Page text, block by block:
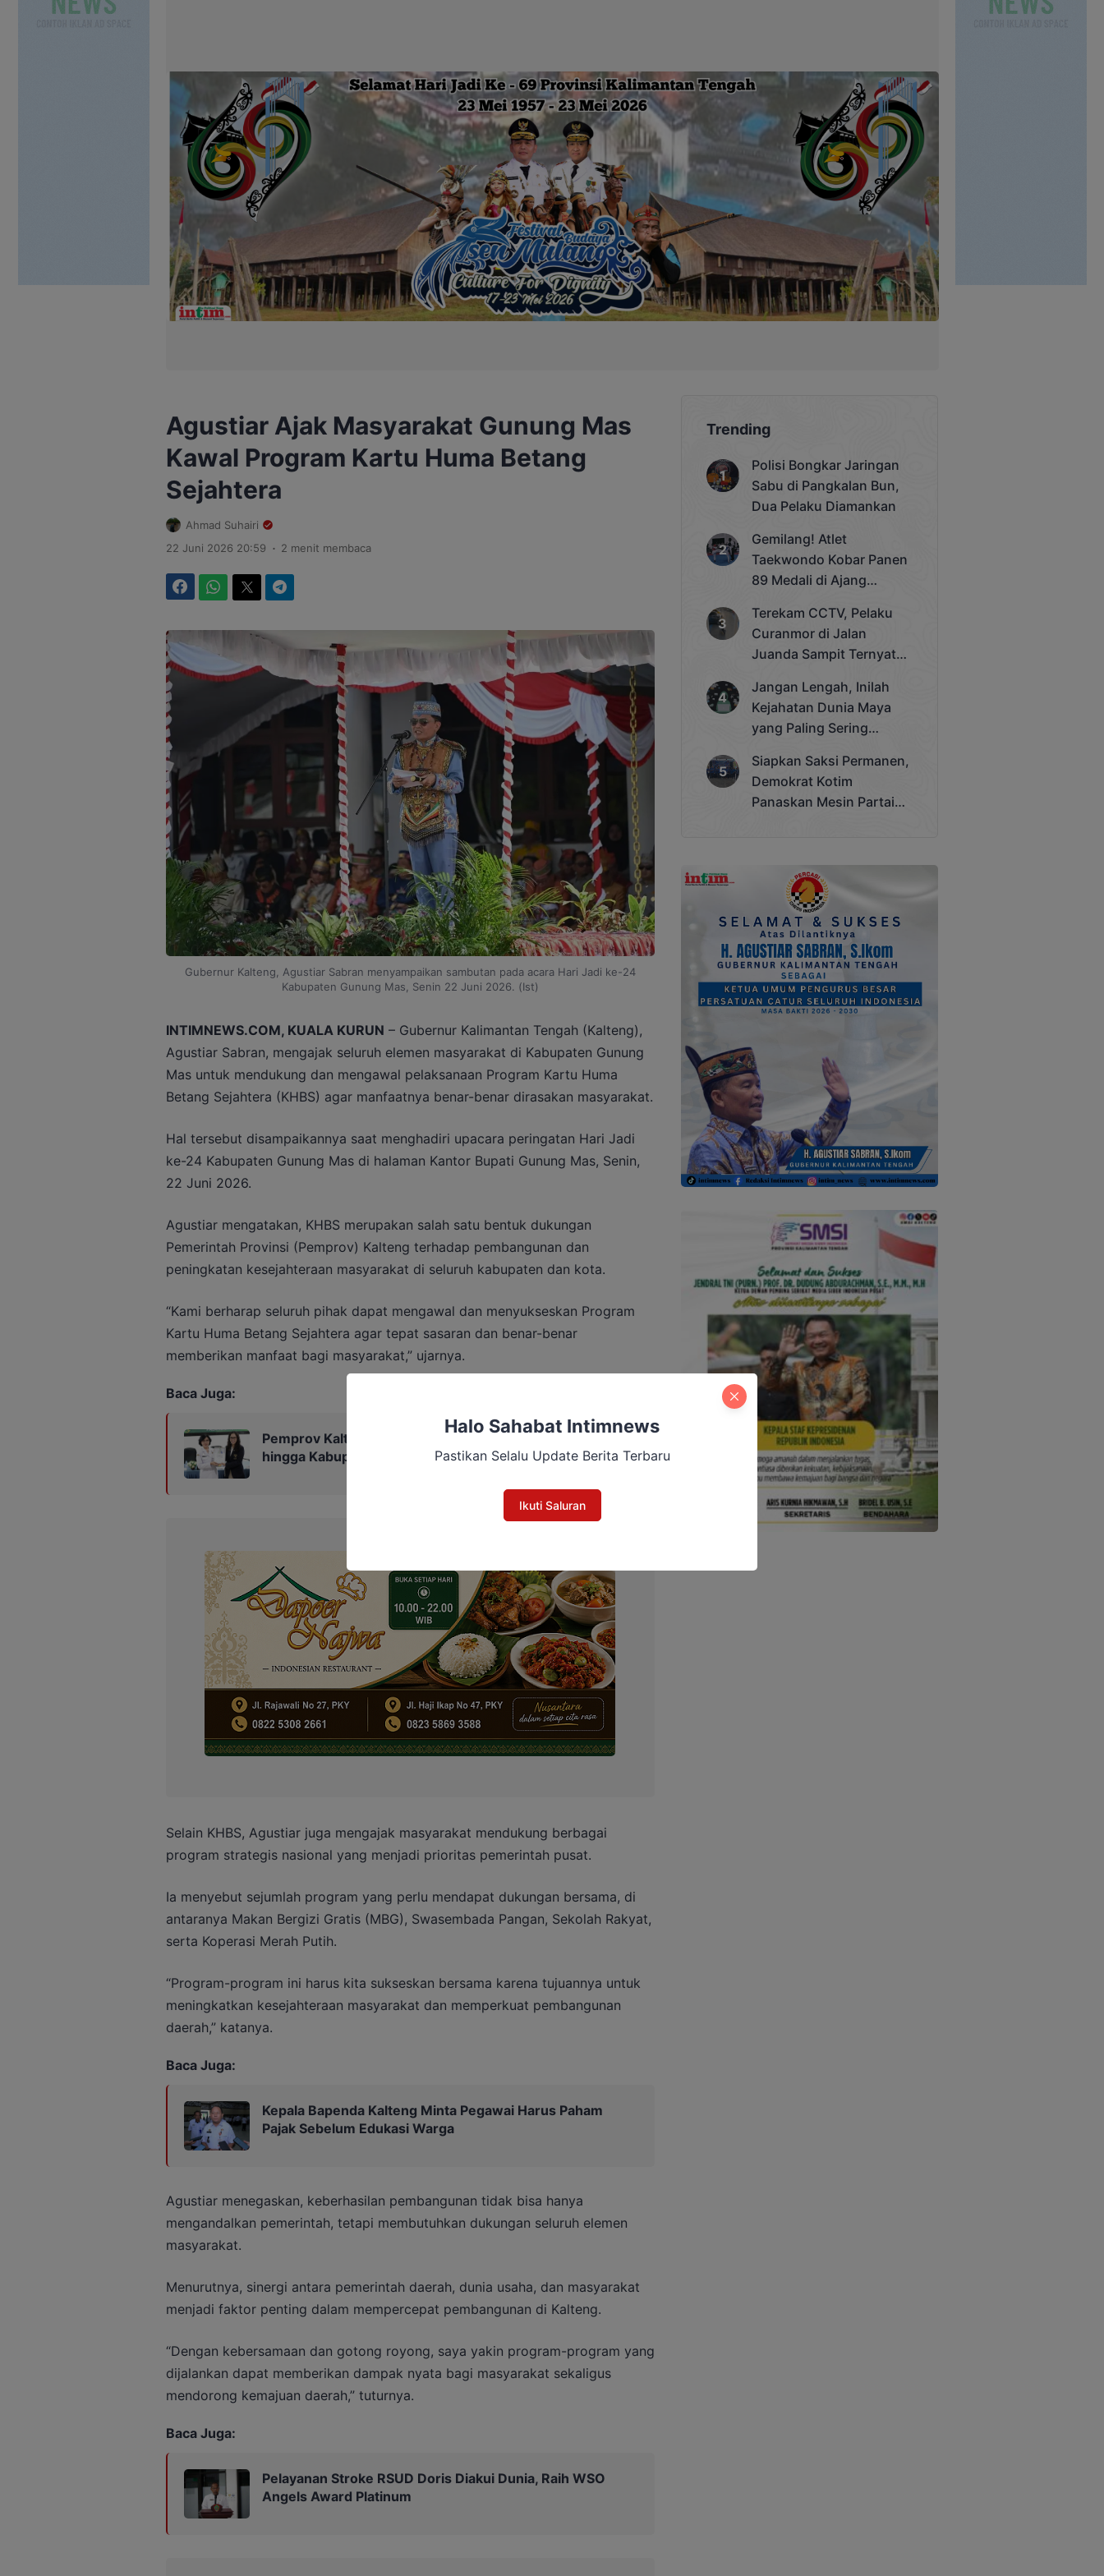
Agustiar Ajak Masyarakat Gunung Mas
Kawal Program Kartu Huma Betang
Sejahtera
Ahmad Suhairi
22 Juni 2026 20:59 . 2 menit membaca
Gubernur Kalteng, Agustiar Sabran menyampaikan sambutan pada acara Hari Jadi ke-24
Kabupaten Gunung Mas, Senin 22 Juni 2026. (Ist)
INTIMNEWS.COM, KUALA KURUN – Gubernur Kalimantan Tengah (Kalteng),
Agustiar Sabran, mengajak seluruh elemen masyarakat di Kabupaten Gunung
Mas untuk mendukung dan mengawal pelaksanaan Program Kartu Huma
Betang Sejahtera (KHBS) agar manfaatnya benar-benar dirasakan masyarakat.
Hal tersebut disampaikannya saat menghadiri upacara peringatan Hari Jadi
ke-24 Kabupaten Gunung Mas di halaman Kantor Bupati Gunung Mas, Senin,
22 Juni 2026.
Agustiar mengatakan, KHBS merupakan salah satu bentuk dukungan
Pemerintah Provinsi (Pemprov) Kalteng terhadap pembangunan dan
peningkatan kesejahteraan masyarakat di seluruh kabupaten dan kota.
“Kami berharap seluruh pihak dapat mengawal dan menyukseskan Program
Kartu Huma Betang Sejahtera agar tepat sasaran dan benar-benar
memberikan manfaat bagi masyarakat,” ujarnya.
Baca Juga:
Pemprov Kalteng Siapkan Penguatan Layanan Stroke
hingga Kabupaten dan Desa
Selain KHBS, Agustiar juga mengajak masyarakat mendukung berbagai
program strategis nasional yang menjadi prioritas pemerintah pusat.
Ia menyebut sejumlah program yang perlu mendapat dukungan bersama, di
antaranya Makan Bergizi Gratis (MBG), Swasembada Pangan, Sekolah Rakyat,
serta Koperasi Merah Putih.
“Program-program ini harus kita sukseskan bersama karena tujuannya untuk
meningkatkan kesejahteraan masyarakat dan memperkuat pembangunan
daerah,” katanya.
Baca Juga:
Kepala Bapenda Kalteng Minta Pegawai Harus Paham
Pajak Sebelum Edukasi Warga
Agustiar menegaskan, keberhasilan pembangunan tidak bisa hanya
mengandalkan pemerintah, tetapi membutuhkan dukungan seluruh elemen
masyarakat.
Menurutnya, sinergi antara pemerintah daerah, dunia usaha, dan masyarakat
menjadi faktor penting dalam mempercepat pembangunan di Kalteng.
“Dengan kebersamaan dan gotong royong, saya yakin program-program yang
dijalankan dapat memberikan dampak nyata bagi masyarakat sekaligus
mendorong kemajuan daerah,” tuturnya.
Baca Juga:
Pelayanan Stroke RSUD Doris Diakui Dunia, Raih WSO
Angels Award Platinum
Trending
Polisi Bongkar Jaringan
Sabu di Pangkalan Bun,
Dua Pelaku Diamankan
Gemilang! Atlet
Taekwondo Kobar Panen
89 Medali di Ajang
Cup 2025
Terekam CCTV, Pelaku
Curanmor di Jalan
Juanda Sampit Ternyata
Jangan Lengah, Inilah
Kejahatan Dunia Maya
yang Paling Sering
Siapkan Saksi Permanen,
Demokrat Kotim
Panaskan Mesin Partai
Halo Sahabat Intimnews
Pastikan Selalu Update Berita Terbaru
Ikuti Saluran